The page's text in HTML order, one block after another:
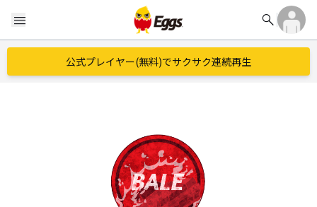
menu search
公式プレイヤー(無料)でサクサク連続再生